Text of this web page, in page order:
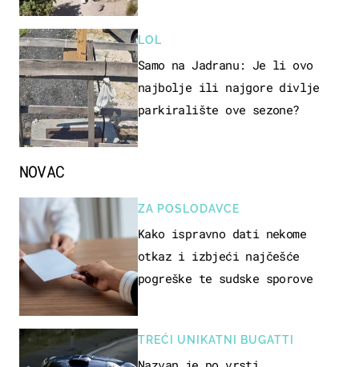
LOL
Samo na Jadranu: Je li ovo
najbolje ili najgore divlje
parkiralište ove sezone?
NOVAC
ZA POSLODAVCE
Kako ispravno dati nekome
otkaz i izbjeći najčešće
pogreške te sudske sporove
TREĆI UNIKATNI BUGATTI